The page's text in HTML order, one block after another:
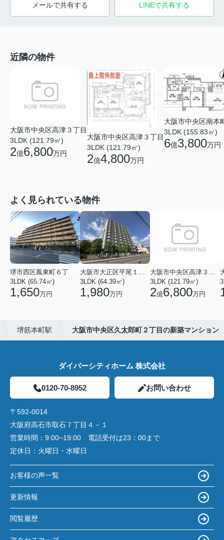
メールで共有する LINEで共有する
近隣の物件
大阪市中央区高津３丁目
3LDK (121.79㎡)
2億6,800万円
大阪市中央区高津３丁目
3LDK (121.79㎡)
2億4,800万円
大阪市中央区南本
3LDK (155.83㎡)
6億3,800万円
よく見られている物件
堺市西区鳳東町６丁
3LDK (65.74㎡)
1,650万円
3LDK (64.39㎡)
1,980万円
3LDK (121.79㎡)
2億6,800万円
堺筋本町駅 大阪市中央区久太郎町２丁目の新築マンション
ダイバーシティホーム 株式会社
0120-70-8952 お問い合わせ
〒592-0014
大阪府高石市取石７丁目４－１
営業時間： 9:00~19:00 電話受付は23：00まで
定休日： 火曜日・水曜日
お客様の声一覧
更新情報
閲覧履歴